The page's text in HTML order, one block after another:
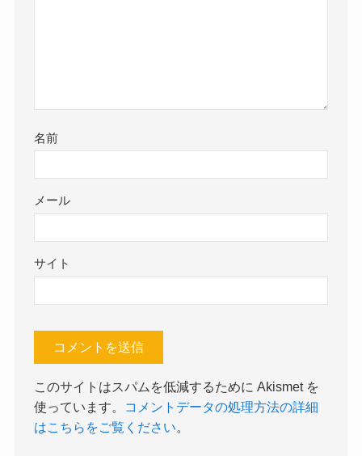
名前
メール
サイト
このサイトはスパムを低減するために Akismet を
使っています。
コメントデータの処理方法の詳細
はこちらをご覧ください。